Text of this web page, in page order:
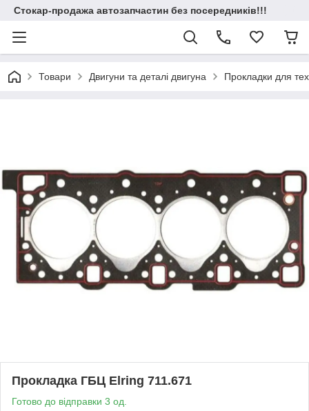
Стокар-продажа автозапчастин без посередників!!!
Товари Двигуни та деталі двигуна Прокладки для
Прокладка ГБЦ Elring 711.671
Готово до відправки 3 од.